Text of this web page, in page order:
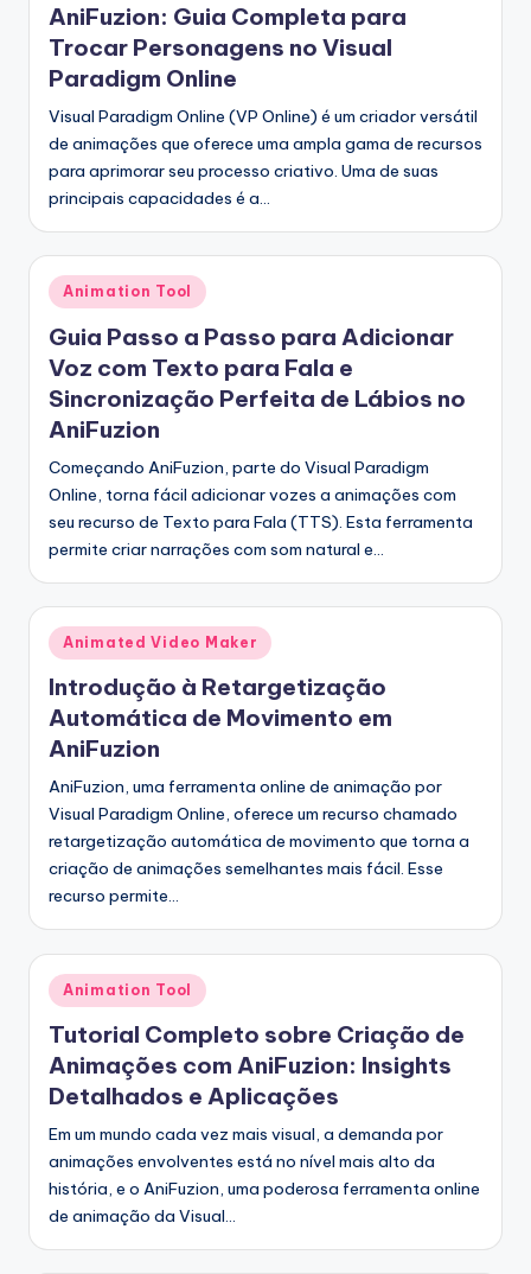
u
e
s
e
-
A
n
si
g
h
t
s
&
S
o
f
t
w
a
r
e
I
n
d
u
s
t
r
y
U
AniFuzion: Guia Completa para
Trocar Personagens no Visual
Paradigm Online
Visual Paradigm Online (VP Online) é um criador versátil
de animações que oferece uma ampla gama de recursos
para aprimorar seu processo criativo. Uma de suas
principais capacidades é a…
Posted
Animation Tool
Guia Passo a Passo para Adicionar
Voz com Texto para Fala e
Sincronização Perfeita de Lábios no
AniFuzion
Começando AniFuzion, parte do Visual Paradigm
Online, torna fácil adicionar vozes a animações com
seu recurso de Texto para Fala (TTS). Esta ferramenta
permite criar narrações com som natural e…
Posted
in
Animated Video Maker
Introdução à Retargetização
Automática de Movimento em
AniFuzion
AniFuzion, uma ferramenta online de animação por
Visual Paradigm Online, oferece um recurso chamado
retargetização automática de movimento que torna a
criação de animações semelhantes mais fácil. Esse
recurso permite…
Posted
in
Animation Tool
Tutorial Completo sobre Criação de
Animações com AniFuzion: Insights
Detalhados e Aplicações
Em um mundo cada vez mais visual, a demanda por
animações envolventes está no nível mais alto da
história, e o AniFuzion, uma poderosa ferramenta online
de animação da Visual…